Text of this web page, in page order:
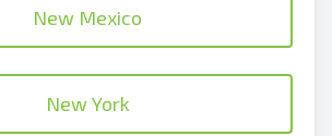
New Mexico
New York